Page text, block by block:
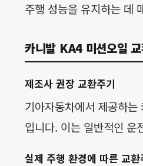
주행 성능을 유지하는 데
카니발 KA4 미션오일
제조사 권장 교환주기
기아자동차에서 제공하
입니다. 이는 일반적인 운
실제 주행 환경에 따른 교환